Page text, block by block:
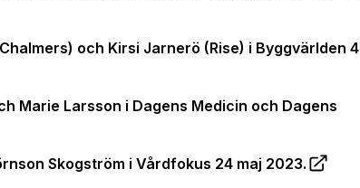
och Kirsi Jarnerö (Rise) i Byggvärlden 4
Marie Larsson i Dagens Medicin och Dagens
Skogström i Vårdfokus 24 maj 2023.